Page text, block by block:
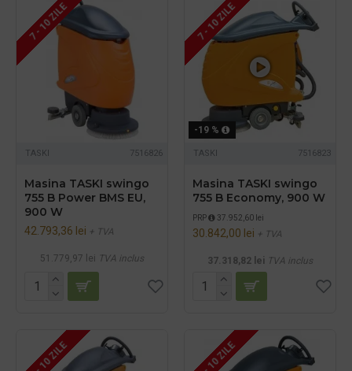
7 - 10 ZILE
TASKI 7516826
Masina TASKI swingo
755 B Power BMS EU,
900 W
42.793,36 lei + TVA
51.779,97 lei TVA inclus
-19 %
7 - 10 ZILE
TASKI 7516823
Masina TASKI swingo
755 B Economy, 900 W
PRP 37.952,60 lei
30.842,00 lei + TVA
37.318,82 lei TVA inclus
7 - 10 ZILE 7 - 10 ZILE